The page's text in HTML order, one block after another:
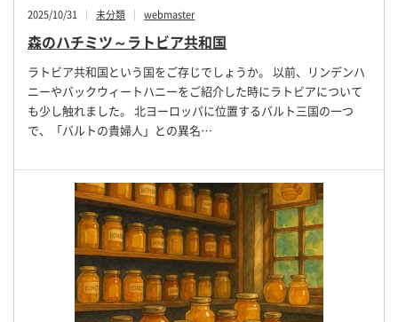
2025/10/31 未分類 webmaster
森のハチミツ～ラトビア共和国
ラトビア共和国という国をご存じでしょうか。 以前、リンデンハ
ニーやバックウィートハニーをご紹介した時にラトビアについて
も少し触れました。 北ヨーロッパに位置するバルト三国の一つ
で、「バルトの貴婦人」との異名…